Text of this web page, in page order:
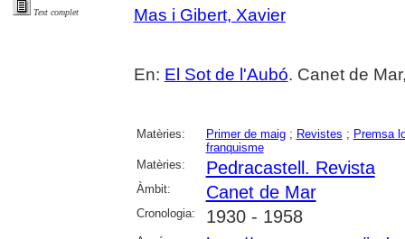
Text complet
Mas i Gibert, Xavier
En: El Sot de l'Aubó. Canet de
Matèries: Primer de maig; Revistes ; Premsa
franquisme
Matèries:
Pedracastell. Revista
Àmbit: Canet de Mar
Cronologia: 1930 - 1958